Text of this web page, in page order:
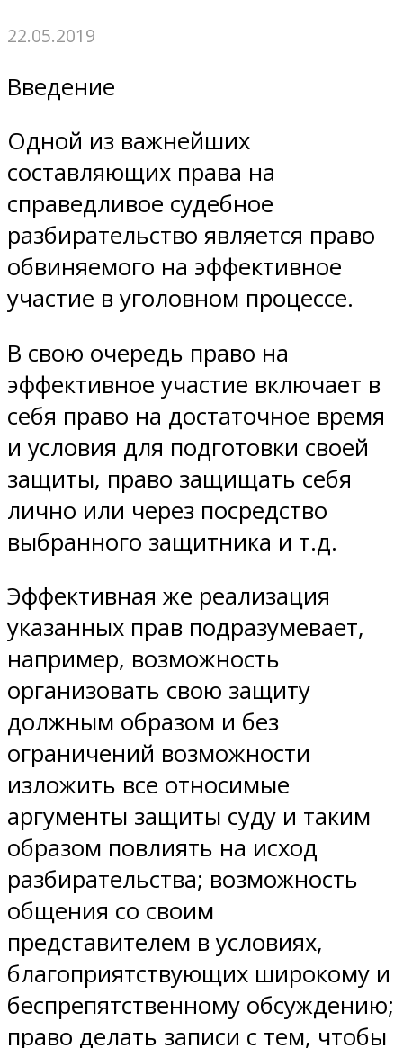
22.05.2019
Введение
Одной из важнейших
составляющих права на
справедливое судебное
разбирательство является право
обвиняемого на эффективное
участие в уголовном процессе.
В свою очередь право на
эффективное участие включает в
себя право на достаточное время
и условия для подготовки своей
защиты, право защищать себя
лично или через посредство
выбранного защитника и т.д.
Эффективная же реализация
указанных прав подразумевает,
например, возможность
организовать свою защиту
должным образом и без
ограничений возможности
изложить все относимые
аргументы защиты суду и таким
образом повлиять на исход
разбирательства; возможность
общения со своим
представителем в условиях,
благоприятствующих широкому и
беспрепятственному обсуждению;
право делать записи с тем, чтобы